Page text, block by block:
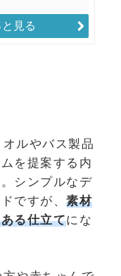
見る
ルやバス製品
を提案する内
シンプルなデ
ですが、 素材
る仕立てにな